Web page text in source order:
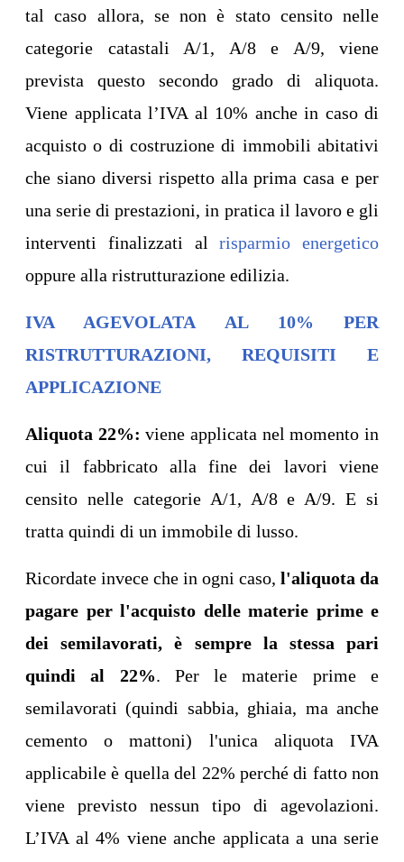
tal caso allora, se non è stato censito nelle
categorie catastali A/1, A/8 e A/9, viene
prevista questo secondo grado di aliquota.
Viene applicata l’IVA al 10% anche in caso di
acquisto o di costruzione di immobili abitativi
che siano diversi rispetto alla prima casa e per
una serie di prestazioni, in pratica il lavoro e gli
interventi finalizzati alrisparmio energetico
oppure alla ristrutturazione edilizia.
IVA AGEVOLATA AL 10% PER
RISTRUTTURAZIONI, REQUISITI E
APPLICAZIONE
Aliquota 22%: viene applicata nel momento in
cui il fabbricato alla fine dei lavori viene
censito nelle categorie A/1, A/8 e A/9. E si
tratta quindi di un immobile di lusso.
Ricordate invece che in ogni caso, l'aliquota da
pagare per l'acquisto delle materie prime e
dei semilavorati, è sempre la stessa pari
quindi al 22%. Per le materie prime e
semilavorati (quindi sabbia, ghiaia, ma anche
cemento o mattoni) l'unica aliquota IVA
applicabile è quella del 22% perché di fatto non
viene previsto nessun tipo di agevolazioni.
L’IVA al 4% viene anche applicata a una serie